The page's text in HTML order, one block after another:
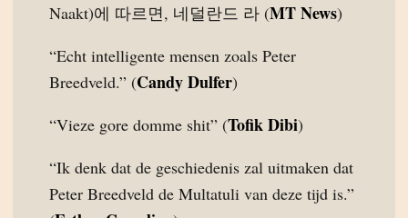
Naakt)에 따르면, 네덜란드 라 (MT News)
“Echt intelligente mensen zoals Peter
Breedveld.” (Candy Dulfer)
“Vieze gore domme shit” (Tofik Dibi)
“Ik denk dat de geschiedenis zal uitmaken dat
Peter Breedveld de Multatuli van deze tijd is.”